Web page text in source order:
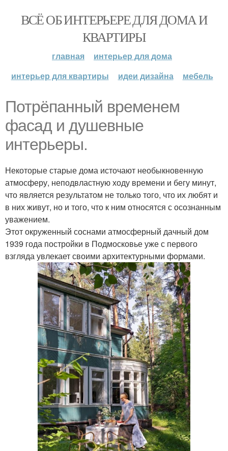
ВСЁ ОБ ИНТЕРЬЕРЕ ДЛЯ ДОМА И
КВАРТИРЫ
главная
интерьер для дома
интерьер для квартиры
идеи дизайна мебель
Потрёпанный временем
фасад и душевные
интерьеры.
Некоторые старые дома источают необыкновенную
атмосферу, неподвластную ходу времени и бегу минут,
что является результатом не только того, что их любят и
в них живут, но и того, что к ним относятся с осознанным
уважением.
Этот окруженный соснами атмосферный дачный дом
1939 года постройки в Подмосковье уже с первого
взгляда увлекает своими архитектурными формами.